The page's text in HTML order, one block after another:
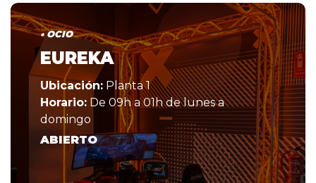
• OCIO
EUREKA
Ubicación: Planta 1
Horario: De 09h a 01h de lunes a
domingo
ABIERTO